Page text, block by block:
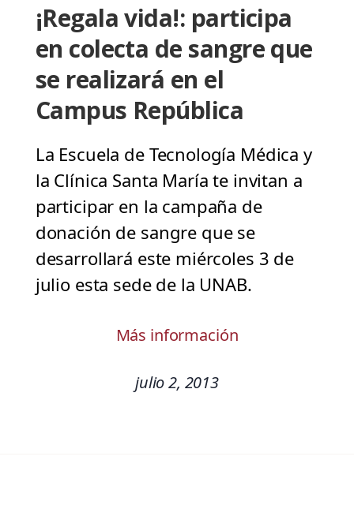
¡Regala vida!: participa
en colecta de sangre que
se realizará en el
Campus República
La Escuela de Tecnología Médica y
la Clínica Santa María te invitan a
participar en la campaña de
donación de sangre que se
desarrollará este miércoles 3 de
julio esta sede de la UNAB.
Más información
julio 2, 2013